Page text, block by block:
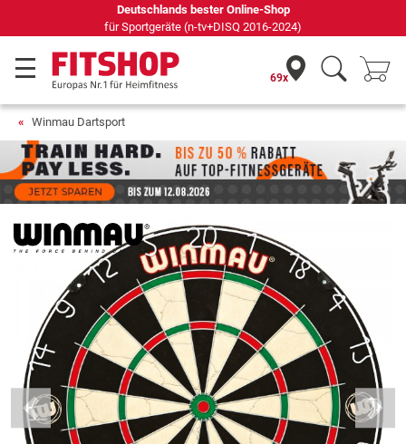
Deutschlands bester Online-Shop
für Sportgeräte (n-tv+DISQ 2016-2024)
69x
Winmau Dartsport
Previous Next